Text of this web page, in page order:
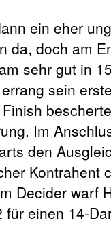
ein eher
da, doch am
sehr gut in
sein
Im
den
Decider warf
einen 14-